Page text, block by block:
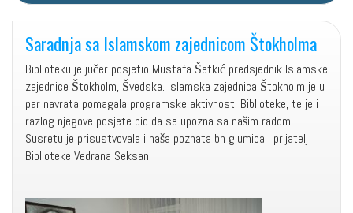
Saradnja sa Islamskom zajednicom Štokholma
Biblioteku je jučer posjetio Mustafa Šetkić predsjednik Islamske
zajednice Štokholm, Švedska. Islamska zajednica Štokholm je u
par navrata pomagala programske aktivnosti Biblioteke, te je i
razlog njegove posjete bio da se upozna sa našim radom.
Susretu je prisustvovala i naša poznata bh glumica i prijatelj
Biblioteke Vedrana Seksan.